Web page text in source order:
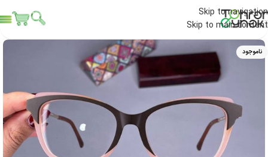
Skip to navigation
Skip to main content
ناموجود